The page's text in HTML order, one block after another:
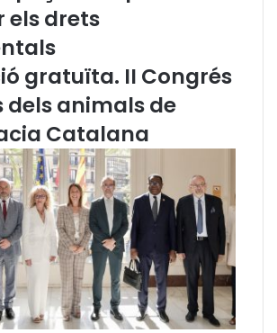
r
g
o
n
drets
gratuïta. II Congrés
dels animals de
Catalana